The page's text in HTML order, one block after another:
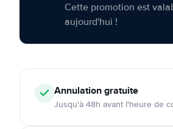
Cette promotion est
aujourd'hui !
Annulationgratuite
Jusqu'à 48h avant l'heure de